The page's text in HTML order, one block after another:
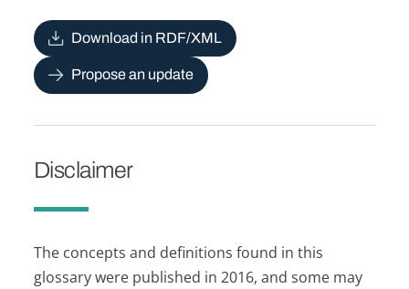
Download in RDF/XML
Propose an update
Disclaimer
The concepts and definitions found in this
glossary were published in 2016, and some may